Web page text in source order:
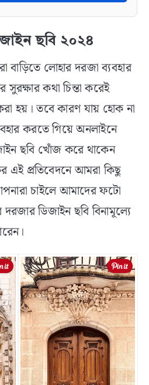
ছবি ২০২৪
লোহার দরজা ব্যবহার
কথা চিন্তা করেই
হয়। তবে কারণ যায় হোক না
করতে গিয়ে অনলাইনে
ছবি খোঁজ করে থাকেন
এই প্রতিবেদনে আমরা কিছু
চাইলে আমাদের ফটো
ডিজাইন ছবি বিনামূল্যে